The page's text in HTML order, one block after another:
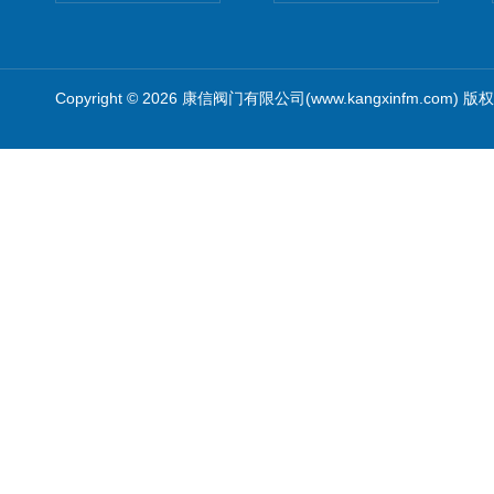
Copyright © 2026 康信阀门有限公司(www.kangxinfm.com) 版